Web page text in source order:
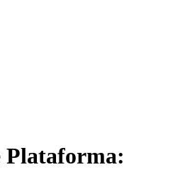
Plataforma: